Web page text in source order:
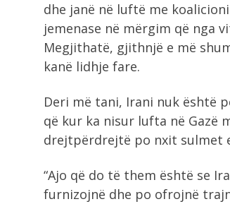
dhe janë në luftë me
jemenase në mërgim që nga
Megjithatë, gjithnjë e më
kanë lidhje fare.
Deri më tani, Irani nuk është
që kur ka nisur lufta në Gazë
drejtpërdrejtë po nxit sulmet
“Ajo që do të them është se
furnizojnë dhe po ofrojnë